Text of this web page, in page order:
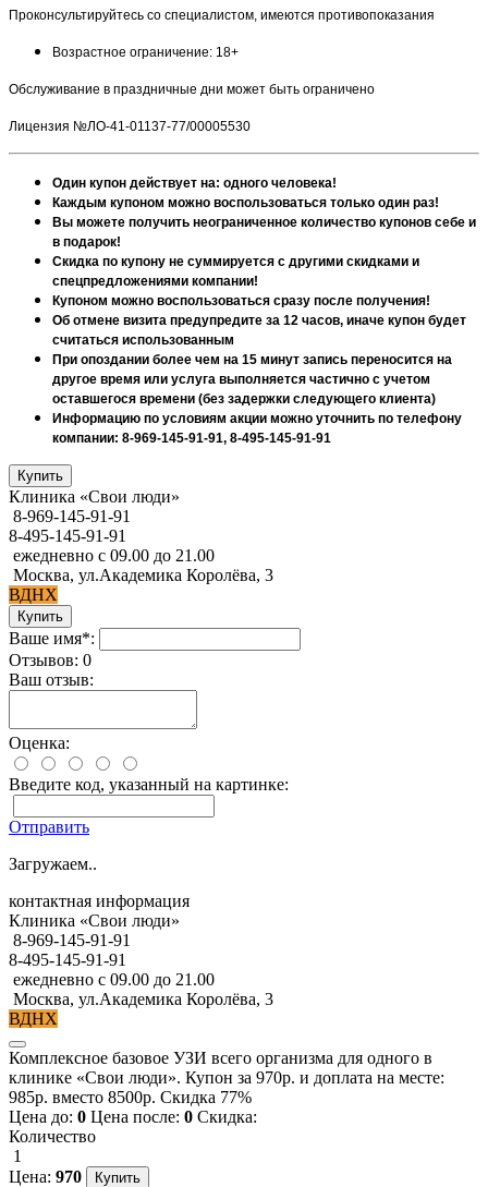
Проконсультируйтесь со специалистом, имеются противопоказания
Возрастное ограничение: 18+
Обслуживание в праздничные дни может быть ограничено
Лицензия №ЛО-41-01137-77/00005530
Один купон действует на: одного человека!
Каждым купоном можно воспользоваться только один раз!
Вы можете получить неограниченное количество купонов себе и
в подарок!
Скидка по купону не суммируется с другими скидками и
спецпредложениями компании!
Купоном можно воспользоваться сразу после получения!
Об отмене визита предупредите за 12 часов, иначе купон будет
считаться использованным
При опоздании более чем на 15 минут запись переносится на
другое время или услуга выполняется частично с учетом
оставшегося времени (без задержки следующего клиента)
Информацию по условиям акции можно уточнить по телефону
компании: 8-969-145-91-91, 8-495-145-91-91
Клиника «Свои люди»
8-969-145-91-91
8-495-145-91-91
ежедневно с 09.00 до 21.00
Москва, ул.Академика Королёва, 3
ВДНХ
Ваше имя*:
Отзывов: 0
Ваш отзыв:
Оценка:
Введите код, указанный на картинке:
Отправить
Загружаем..
контактная информация
Клиника «Свои люди»
8-969-145-91-91
8-495-145-91-91
ежедневно с 09.00 до 21.00
Москва, ул.Академика Королёва, 3
ВДНХ
Комплексное базовое УЗИ всего организма для одного в
клинике «Свои люди». Купон за 970р. и доплата на месте:
985р. вместо 8500р. Скидка 77%
Цена до: 0 Цена после: 0 Скидка:
Количество
1
Цена: 970